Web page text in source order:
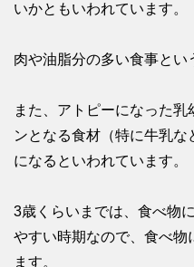
いかともいわれています。
肉や油脂分の多い食事とい
また、アトピーになった
ンとなる食材（特に牛乳な
になるといわれています。
3歳くらいまでは、食べ物
やすい時期なので、食べ物
ます。